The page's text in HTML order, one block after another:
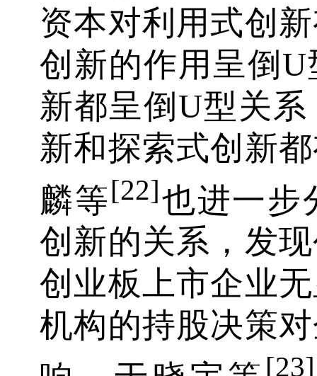
资本对利用式创
创新的作用呈倒
新都呈倒U型关
新和探索式创新
麟等[22]也进一步
创新的关系，发
创业板上市企业
机构的持股决策
[23]